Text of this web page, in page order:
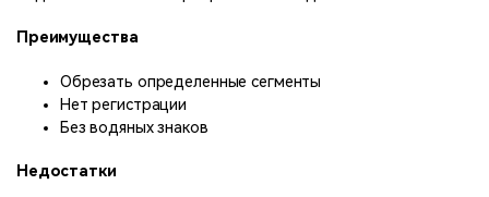
Преимущества
Обрезать определенные сегменты
Нет регистрации
Без водяных знаков
Недостатки